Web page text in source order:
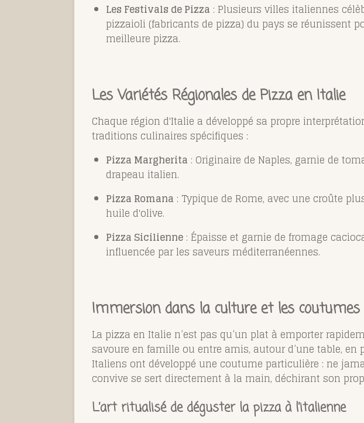
Les Festivals de Pizza : Plusieurs villes italiennes
pizzaioli (fabricants de pizza) du pays se réunissent
meilleure pizza.
Les Variétés Régionales de Pizza en Italie
Chaque région d'Italie a développé sa propre
traditions culinaires spécifiques :
Pizza Margherita : Originaire de Naples, garnie de
drapeau italien.
Pizza Romana : Typique de Rome, avec une croûte
huile d'olive.
Pizza Sicilienne : Épaisse et garnie de fromage
influencée par les saveurs méditerranéennes.
Immersion dans la culture et les
La pizza en Italie n’est pas qu’un plat à emporter
savoure en famille ou entre amis, autour d’une table,
Italiens ont développé une coutume particulière : ne
convive se sert directement à la main, déchirant son
L’art ritualisé de déguster la pizza à l’italienne